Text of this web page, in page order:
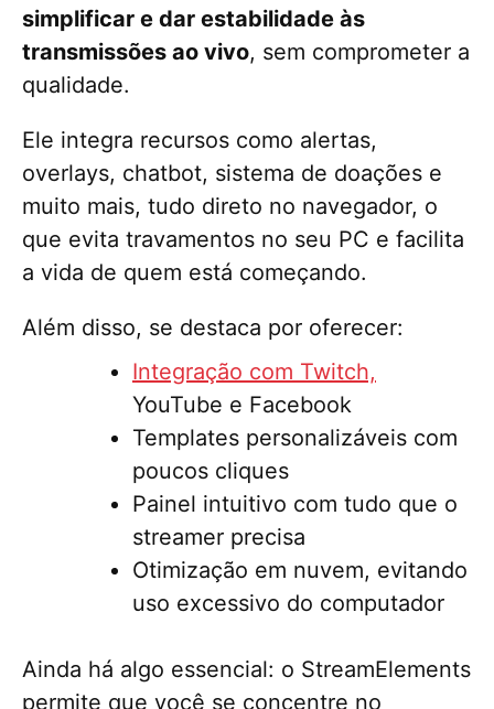
simplificar e dar estabilidade às
transmissões ao vivo, sem comprometer a
qualidade.
Ele integra recursos como alertas,
overlays, chatbot, sistema de doações e
muito mais, tudo direto no navegador, o
que evita travamentos no seu PC e facilita
a vida de quem está começando.
Além disso, se destaca por oferecer:
Integração com Twitch,
YouTube e Facebook
Templates personalizáveis com
poucos cliques
Painel intuitivo com tudo que o
streamer precisa
Otimização em nuvem, evitando
uso excessivo do computador
Ainda há algo essencial: o StreamElements
permite que você se concentre no